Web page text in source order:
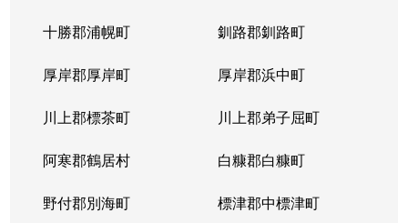
十勝郡浦幌町 釧路郡釧路町
厚岸郡厚岸町 厚岸郡浜中町
川上郡標茶町 川上郡弟子屈町
阿寒郡鶴居村 白糠郡白糠町
野付郡別海町 標津郡中標津町